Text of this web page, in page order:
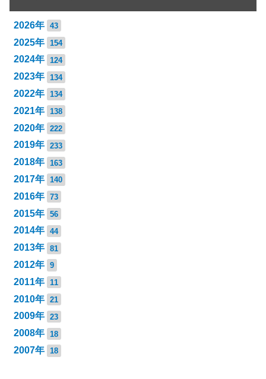
2026年 43
2025年 154
2024年 124
2023年 134
2022年 134
2021年 138
2020年 222
2019年 233
2018年 163
2017年 140
2016年 73
2015年 56
2014年 44
2013年 81
2012年 9
2011年 11
2010年 21
2009年 23
2008年 18
2007年 18